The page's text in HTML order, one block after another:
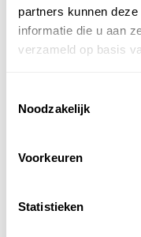
partners kunnen
informatie die u aan
verzameld op basis
Noodzakelijk
Voorkeuren
Statistieken
Alle producten
Referenties